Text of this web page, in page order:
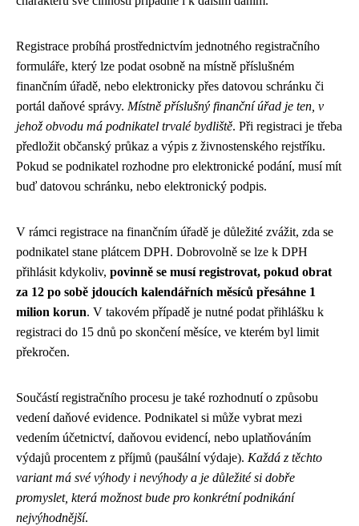
Registrace probíhá prostřednictvím jednotného registračního
formuláře, který lze podat osobně na místně příslušném
finančním úřadě, nebo elektronicky přes datovou schránku či
portál daňové správy. Místně příslušný finanční úřad je ten, v
jehož obvodu má podnikatel trvalé bydliště. Při registraci je třeba
předložit občanský průkaz a výpis z živnostenského rejstříku.
Pokud se podnikatel rozhodne pro elektronické podání, musí mít
buď datovou schránku, nebo elektronický podpis.
V rámci registrace na finančním úřadě je důležité zvážit, zda se
podnikatel stane plátcem DPH. Dobrovolně se lze k DPH
přihlásit kdykoliv, povinně se musí registrovat, pokud obrat
za 12 po sobě jdoucích kalendářních měsíců přesáhne 1
milion korun. V takovém případě je nutné podat přihlášku k
registraci do 15 dnů po skončení měsíce, ve kterém byl limit
překročen.
Součástí registračního procesu je také rozhodnutí o způsobu
vedení daňové evidence. Podnikatel si může vybrat mezi
vedením účetnictví, daňovou evidencí, nebo uplatňováním
výdajů procentem z příjmů (paušální výdaje). Každá z těchto
variant má své výhody i nevýhody a je důležité si dobře
promyslet, která možnost bude pro konkrétní podnikání
nejvýhodnější.